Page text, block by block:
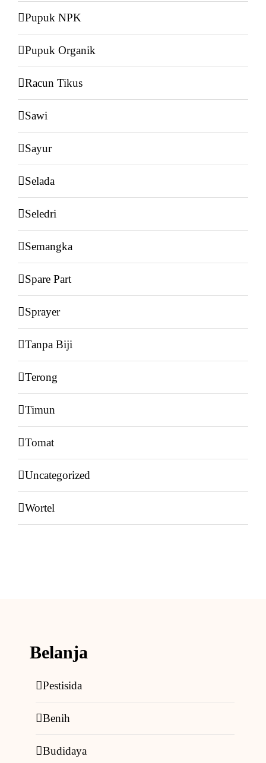
Pupuk NPK
Pupuk Organik
Racun Tikus
Sawi
Sayur
Selada
Seledri
Semangka
Spare Part
Sprayer
Tanpa Biji
Terong
Timun
Tomat
Uncategorized
Wortel
Belanja
Pestisida
Benih
Budidaya